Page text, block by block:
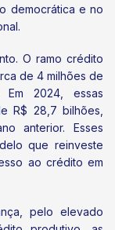
democrática e no
O ramo crédito
de 4 milhões de
Em 2024, essas
R$ 28,7 bilhões,
anterior. Esses
que reinveste
ao crédito em
pelo elevado